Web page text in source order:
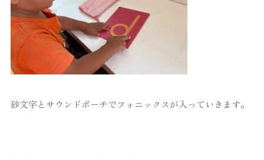
砂文字とサウンドポーチでフォニックスが入っていきます。